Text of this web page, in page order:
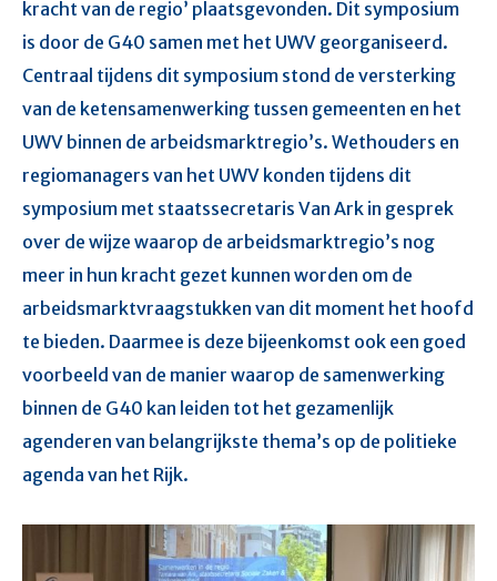
kracht van de regio’ plaatsgevonden. Dit symposium
is door de G40 samen met het UWV georganiseerd.
Centraal tijdens dit symposium stond de versterking
van de ketensamenwerking tussen gemeenten en het
UWV binnen de arbeidsmarktregio’s. Wethouders en
regiomanagers van het UWV konden tijdens dit
symposium met staatssecretaris Van Ark in gesprek
over de wijze waarop de arbeidsmarktregio’s nog
meer in hun kracht gezet kunnen worden om de
arbeidsmarktvraagstukken van dit moment het hoofd
te bieden. Daarmee is deze bijeenkomst ook een goed
voorbeeld van de manier waarop de samenwerking
binnen de G40 kan leiden tot het gezamenlijk
agenderen van belangrijkste thema’s op de politieke
agenda van het Rijk.